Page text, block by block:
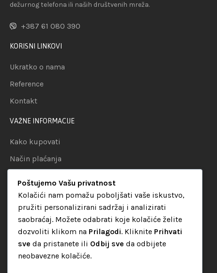
dežurnog telefona ili naših društvenih mreža.
+387 61 080 390
KORISNI LINKOVI
Ukratko o nama
Reference
Kontakt
VAŽNE INFORMACIJE
Kako kupovati
Način plaćanja
Politika privatnosti
KATEGORIJE
Audio oprema
LED dekorativna rasvjeta
Poštujemo Vašu privatnost
Kolačići nam pomažu poboljšati vaše iskustvo,
pružiti personalizirani sadržaj i analizirati
saobraćaj. Možete odabrati koje kolačiće želite
dozvoliti klikom na Prilagodi. Kliknite Prihvati
sve da pristanete ili Odbij sve da odbijete
neobavezne kolačiće.